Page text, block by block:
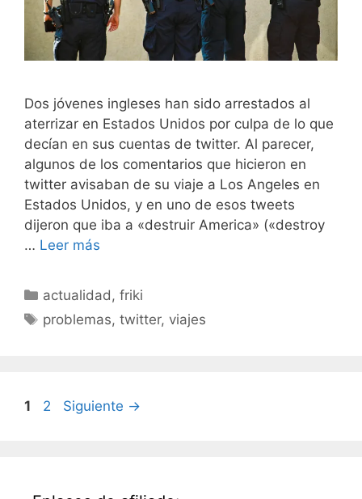
Dos jóvenes ingleses han sido arrestados al
aterrizar en Estados Unidos por culpa de lo que
decían en sus cuentas de twitter. Al parecer,
algunos de los comentarios que hicieron en
twitter avisaban de su viaje a Los Angeles en
Estados Unidos, y en uno de esos tweets
dijeron que iba a «destruir America» («destroy
… Leer más
Categorías
actualidad,friki
Etiquetas
problemas,twitter, viajes
Página
1 Página
2 Siguiente →